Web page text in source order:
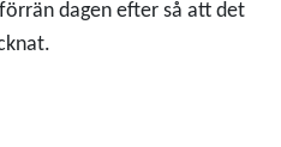
dagen efter så att det